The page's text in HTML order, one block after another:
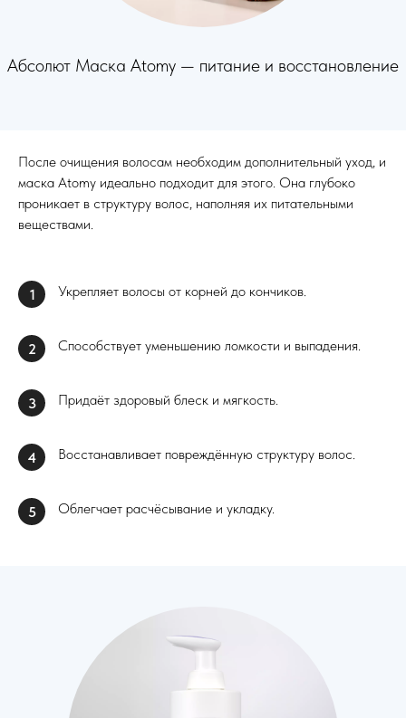
Абсолют Маска Atomy — питание и восстановление
После очищения волосам необходим дополнительный уход, и
маска Atomy идеально подходит для этого. Она глубоко
проникает в структуру волос, наполняя их питательными
веществами.
1 Укрепляет волосы от корней до кончиков.
2 Способствует уменьшению ломкости и выпадения.
3 Придаёт здоровый блеск и мягкость.
4 Восстанавливает повреждённую структуру волос.
5 Облегчает расчёсывание и укладку.